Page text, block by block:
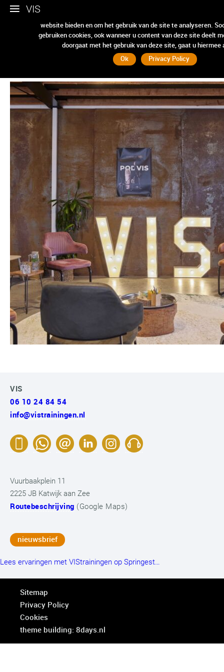
VIS
vis flipover
VIS
06 10 24 84 54
info@vistrainingen.nl
Vuurbaakplein 11
2225 JB Katwijk aan Zee
Routebeschrijving (Google Maps)
nieuwsbrief
Lees ervaringen met VIStrainingen op Springest…
Sitemap
Privacy Policy
Cookies
theme building: 8days.nl
website bieden en om het gebruik van de site te analyseren.
gebruiken cookies, ook wanneer u content van deze site deelt
doorgaat met het gebruik van deze site, gaat u hiermee
Ok
Privacy Policy